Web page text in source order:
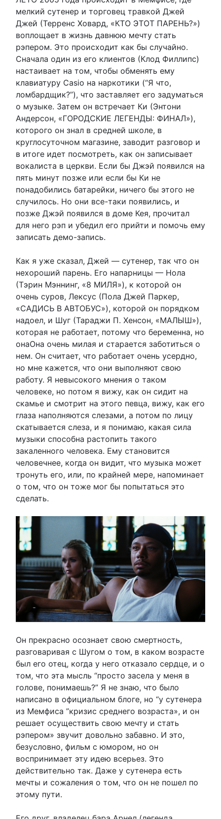
мелкий сутенер и торговец травкой Джей
Джей (Терренс Ховард, «КТО ЭТОТ ПАРЕНЬ?»)
воплощает в жизнь давнюю мечту стать
рэпером. Это происходит как бы случайно.
Сначала один из его клиентов (Клод Филлипс)
настаивает на том, чтобы обменять ему
клавиатуру Casio на наркотики (“Я что,
ломбардщик?”), что заставляет его задуматься
о музыке. Затем он встречает Ки (Энтони
Андерсон, «ГОРОДСКИЕ ЛЕГЕНДЫ: ФИНАЛ»),
которого он знал в средней школе, в
круглосуточном магазине, заводит разговор и
в итоге идет посмотреть, как он записывает
вокалиста в церкви. Если бы Джэй появился на
пять минут позже или если бы Ки не
понадобились батарейки, ничего бы этого не
случилось. Но они все-таки появились, и
позже Джэй появился в доме Кея, прочитал
для него рэп и убедил его прийти и помочь ему
записать демо-запись.
Как я уже сказал, Джей — сутенер, так что он
нехороший парень. Его напарницы — Нола
(Тэрин Мэннинг, «8 МИЛЯ»), к которой он
очень суров, Лексус (Пола Джей Паркер,
«САДИСЬ В АВТОБУС»), которой он порядком
надоел, и Шуг (Тараджи П. Хенсон, «МАЛЫШ»),
которая не работает, потому что беременна, но
онаОна очень милая и старается заботиться о
нем. Он считает, что работает очень усердно,
но мне кажется, что они выполняют свою
работу. Я невысокого мнения о таком
человеке, но потом я вижу, как он сидит на
скамье и смотрит на этого певца, вижу, как его
глаза наполняются слезами, а потом по лицу
скатывается слеза, и я понимаю, какая сила
музыки способна растопить такого
закаленного человека. Ему становится
человечнее, когда он видит, что музыка может
тронуть его, или, по крайней мере, напоминает
о том, что он тоже мог бы попытаться это
сделать.
Он прекрасно осознает свою смертность,
разговаривая с Шугом о том, в каком возрасте
был его отец, когда у него отказало сердце, и о
том, что эта мысль “просто засела у меня в
голове, понимаешь?” Я не знаю, что было
написано в официальном блоге, но “у сутенера
из Мемфиса ”кризис среднего возраста», и он
решает осуществить свою мечту и стать
рэпером» звучит довольно забавно. И это,
безусловно, фильм с юмором, но он
воспринимает эту идею всерьез. Это
действительно так. Даже у сутенера есть
мечты и сожаления о том, что он не пошел по
этому пути.